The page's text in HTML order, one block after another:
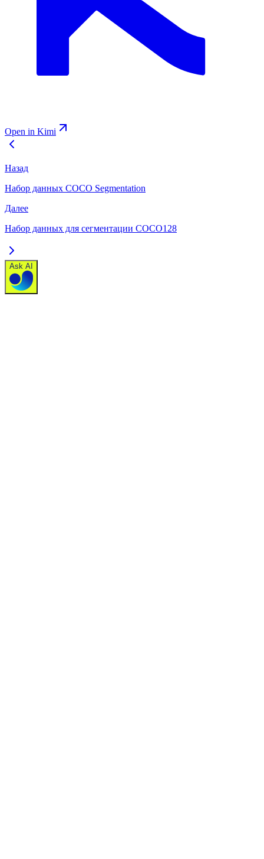
Open in Kimi
Назад
Набор данных COCO Segmentation
Далее
Набор данных для сегментации COCO128
Ask AI